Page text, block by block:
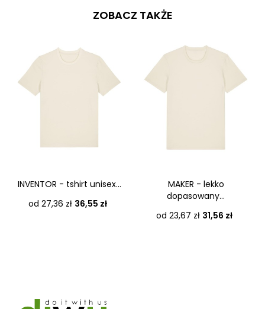
ZOBACZ TAKŻE
INVENTOR - tshirt unisex...
od 27,36 zł Cena
36,55 zł
MAKER - lekko
dopasowany...
od 23,67 zł Cena
31,56 zł